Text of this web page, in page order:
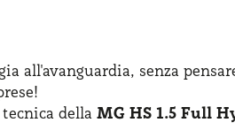
all'avanguardia, senza
tecnica della MG HS 1.5 Full